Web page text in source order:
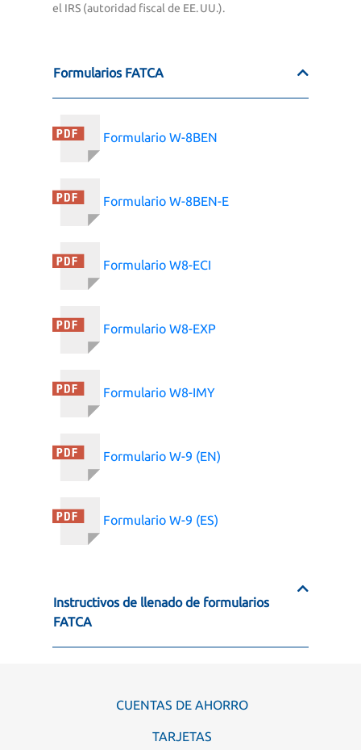
el IRS (autoridad fiscal de EE. UU.).
Formularios FATCA
Formulario W-8BEN
Formulario W-8BEN-E
Formulario W8-ECI
Formulario W8-EXP
Formulario W8-IMY
Formulario W-9 (EN)
Formulario W-9 (ES)
Instructivos de llenado de formularios
FATCA
CUENTAS DE AHORRO
TARJETAS